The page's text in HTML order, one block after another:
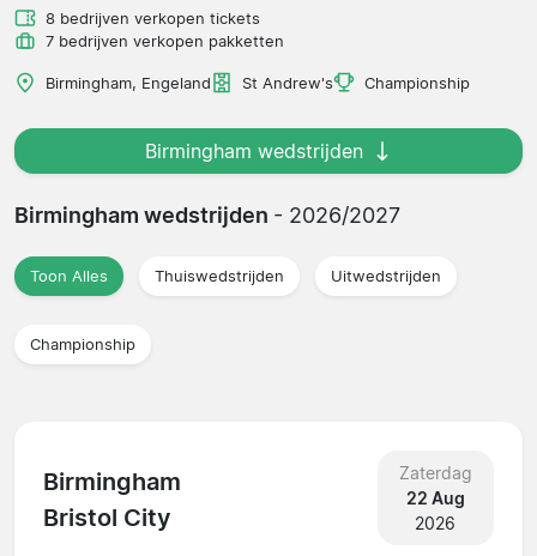
8 bedrijven verkopen tickets
7 bedrijven verkopen pakketten
Birmingham, Engeland St Andrew's Championship
Birmingham wedstrijden
Birmingham wedstrijden - 2026/2027
Toon Alles Thuiswedstrijden Uitwedstrijden
Championship
Birmingham
Bristol City
Zaterdag
22 Aug
2026